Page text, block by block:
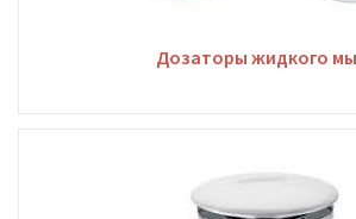
Дозаторы жидкого